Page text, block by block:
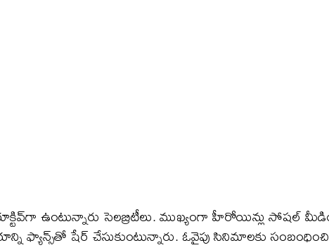
ఉంటున్నారు సెలబ్రిటీలు. ముఖ్యంగా హీరోయిన్లు సోషల్
షేర్ చేసుకుంటున్నారు. ఓవైపు సినిమాలకు